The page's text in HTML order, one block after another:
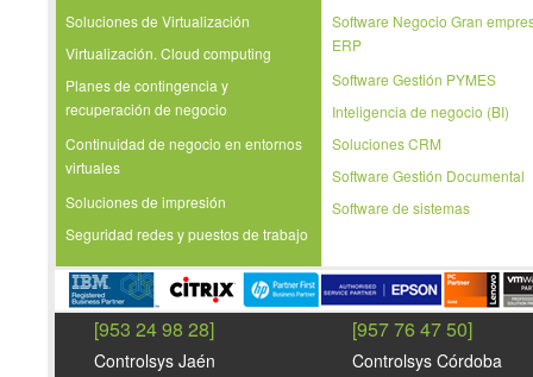
Soluciones de Virtualización
Virtualización. Cloud computing
Planes de contingencia y
recuperación de negocio
Continuidad de negocio en entornos
virtuales
Soluciones de impresión
Seguridad redes y puestos de trabajo
Software Negocio Gran
ERP
Software Gestión PYMES
Inteligencia de negocio (BI)
Soluciones CRM
Software Gestión Documental
Software de sistemas
[953 24 98 28]
Controlsys Jaén
[957 76 47 50]
Controlsys Córdoba